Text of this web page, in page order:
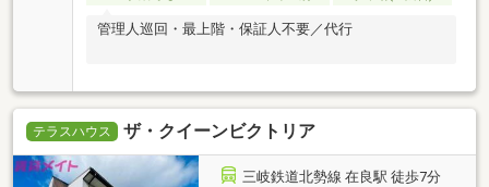
管理人巡回・最上階・保証人不要／代行
テラスハウス ザ・クイーンビクトリア
三岐鉄道北勢線 在良駅 徒歩7分